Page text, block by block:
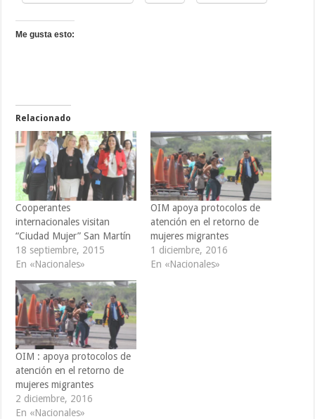
Me gusta esto:
Relacionado
Cooperantes
internacionales visitan
“Ciudad Mujer” San Martín
18 septiembre, 2015
En «Nacionales»
OIM apoya protocolos de
atención en el retorno de
mujeres migrantes
1 diciembre, 2016
En «Nacionales»
OIM : apoya protocolos de
atención en el retorno de
mujeres migrantes
2 diciembre, 2016
En «Nacionales»